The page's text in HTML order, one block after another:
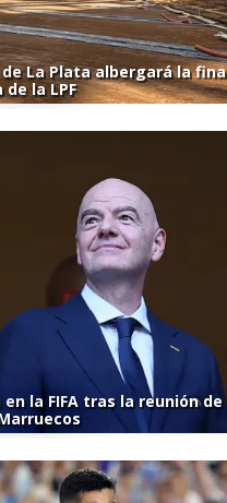
de La Plata albergará la
la LPF
la FIFA tras la reunión de